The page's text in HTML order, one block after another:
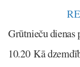
Grūtnieču dienas
10.20 Kā